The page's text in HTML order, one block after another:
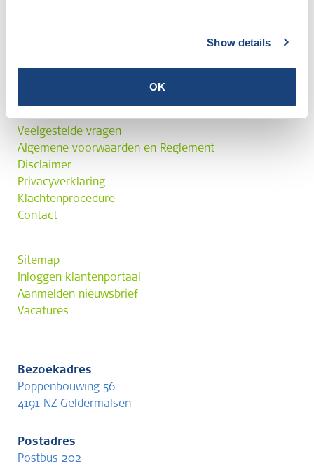
Show details
OK
Veelgestelde vragen
Algemene voorwaarden en Reglement
Disclaimer
Privacyverklaring
Klachtenprocedure
Contact
Sitemap
Inloggen klantenportaal
Aanmelden nieuwsbrief
Vacatures
Bezoekadres
Poppenbouwing 56
4191 NZ Geldermalsen
Postadres
Postbus 202